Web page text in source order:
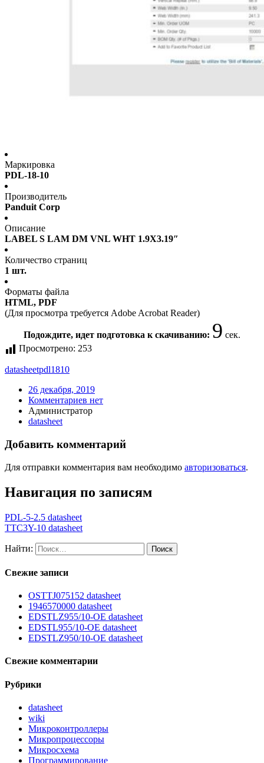
Маркировка
PDL-18-10
Производитель
Panduit Corp
Описание
LABEL S LAM DM VNL WHT 1.9X3.19″
Количество страниц
1 шт.
Форматы файла
HTML, PDF
(Для просмотра требуется Adobe Acrobat Reader)
Подождите, идет подготовка к скачиванию: 9 сек.
Просмотрено: 253
datasheetpdl1810
26 декабря, 2019
Комментариев нет
Администратор
datasheet
Добавить комментарий
Для отправки комментария вам необходимо авторизоваться.
Навигация по записям
PDL-5-2.5 datasheet
TTC3Y-10 datasheet
Найти:
Свежие записи
OSTTJ075152 datasheet
1946570000 datasheet
EDSTLZ955/10-OE datasheet
EDSTL955/10-OE datasheet
EDSTLZ950/10-OE datasheet
Свежие комментарии
Рубрики
datasheet
wiki
Микроконтроллеры
Микропроцессоры
Микросхема
Программирование